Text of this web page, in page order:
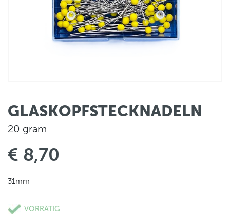
GLASKOPFSTECKNADELN
20 gram
€ 8,70
31mm
VORRÄTIG